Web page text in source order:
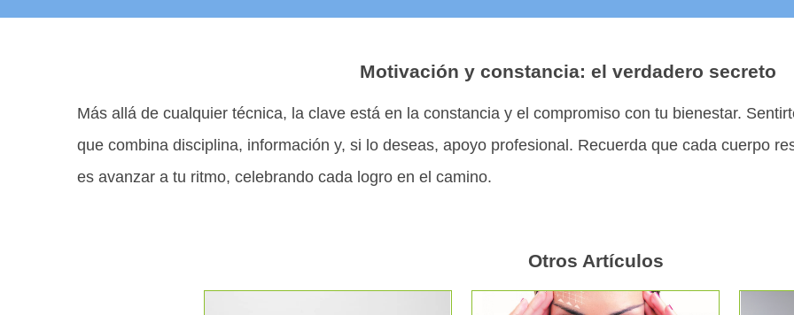
Motivación y constancia: el verdadero secreto
Más allá de cualquier técnica, la clave está en la constancia y el compromiso con tu bienestar.
que combina disciplina, información y, si lo deseas, apoyo profesional. Recuerda que cada cuerpo
es avanzar a tu ritmo, celebrando cada logro en el camino.
Otros Artículos